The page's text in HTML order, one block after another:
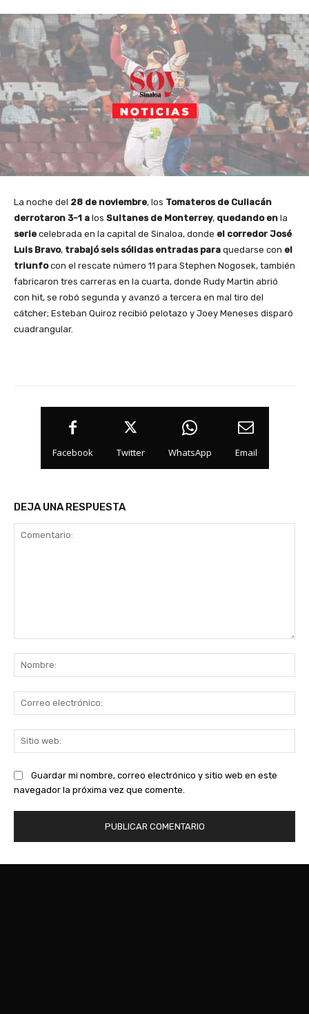
La noche del 28 de noviembre, los Tomateros de Culiacán
derrotaron 3-1 a los Sultanes de Monterrey, quedando en la
serie celebrada en la capital de Sinaloa, donde el corredor José
Luis Bravo, trabajó seis sólidas entradas para quedarse con el
triunfocon el rescate número 11 para Stephen Nogosek, también
fabricaron tres carreras en la cuarta, donde Rudy Martin abrió
con hit, se robó segunda y avanzó a tercera en mal tiro del
cátcher; Esteban Quiroz recibió pelotazo y Joey Meneses disparó
cuadrangular.
Facebook Twitter WhatsApp Email
DEJA UNA RESPUESTA
Guardar mi nombre, correo electrónico y sitio web en este
navegador la próxima vez que comente.